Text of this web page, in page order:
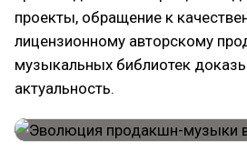
проекты, обращение к
лицензионному авторскому
музыкальных библиотек
актуальность.